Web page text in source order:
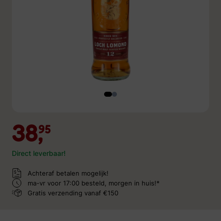
38,95
Direct leverbaar!
Achteraf betalen mogelijk!
ma-vr voor 17:00 besteld, morgen in huis!*
Gratis verzending vanaf €150